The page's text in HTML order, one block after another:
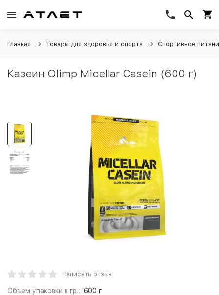
Главная Товары для здоровья и спорта Спортивное
Казеин Olimp Micellar Casein (600 г)
Написать отзыв
Объем упаковки в гр.: 600 г